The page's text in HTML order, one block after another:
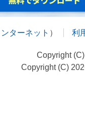
ターネット ） 利
Copyright
Copyright (C)